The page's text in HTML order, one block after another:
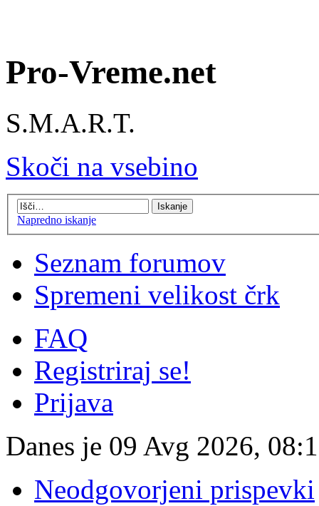
Pro-Vreme.net
S.M.A.R.T.
Skoči na vsebino
Napredno iskanje
Seznam forumov
Spremeni velikost črk
FAQ
Registriraj se!
Prijava
Danes je 09 Avg 2026,
Neodgovorjeni prispevki